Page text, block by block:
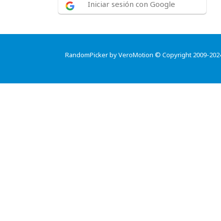
Iniciar sesión con Google
RandomPicker by VeroMotion © Copyright 2009-